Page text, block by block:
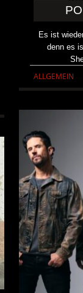
Es ist
denn es
ALLGEMEIN
„WELCOME
6 AUG.